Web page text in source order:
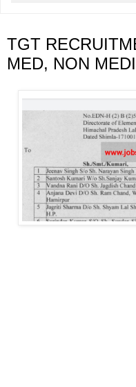
TGT
MED, NON